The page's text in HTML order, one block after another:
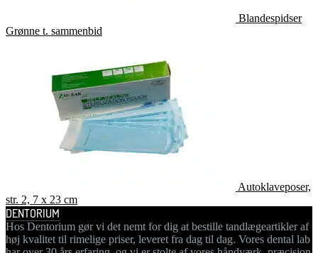
Blandespidser
Grønne t. sammenbid
Autoklaveposer,
str. 2, 7 x 23 cm
DENTORIUM
Hos Dentorium gør vi det nemt for dig at bestille tandlægeartikler af
høj kvalitet til rimelige priser, leveret fra dag til dag. Vores dental lab